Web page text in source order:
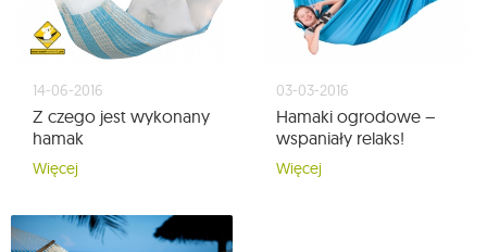
14-06-2016
Z czego jest wykonany
hamak
Więcej
03-03-2016
Hamaki ogrodowe –
wspaniały relaks!
Więcej